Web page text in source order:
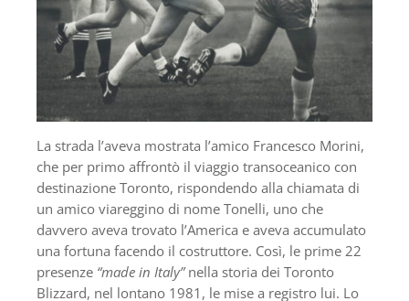
La strada l’aveva mostrata l’amico Francesco Morini,
che per primo affrontò il viaggio transoceanico con
destinazione Toronto, rispondendo alla chiamata di
un amico viareggino di nome Tonelli, uno che
davvero aveva trovato l’America e aveva accumulato
una fortuna facendo il costruttore. Così, le prime 22
presenze “made in Italy”nella storia dei Toronto
Blizzard, nel lontano 1981, le mise a registro lui. Lo